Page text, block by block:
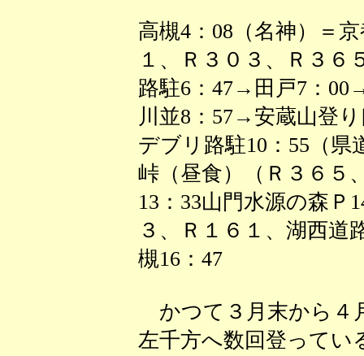
高槻4：08（名神）＝
１、Ｒ３０３、Ｒ３６
路駐6：47→田戸7：
川並8：57→安蔵山登
デブリ路駐10：55（県
峠（昼食）（Ｒ３６５
13：33山門水源の森Ｐ
３、Ｒ１６１、湖西道
槻16：47
かつて３月末から４
左千方へ数回登ってい